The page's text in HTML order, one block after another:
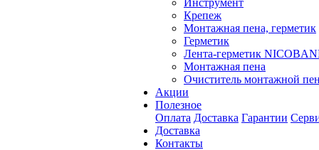
Инструмент
Крепеж
Монтажная пена, герметик
Герметик
Лента-герметик
Монтажная пена
Очиститель монтажной
Акции
Полезное
Оплата Доставка Гарантии
Доставка
Контакты